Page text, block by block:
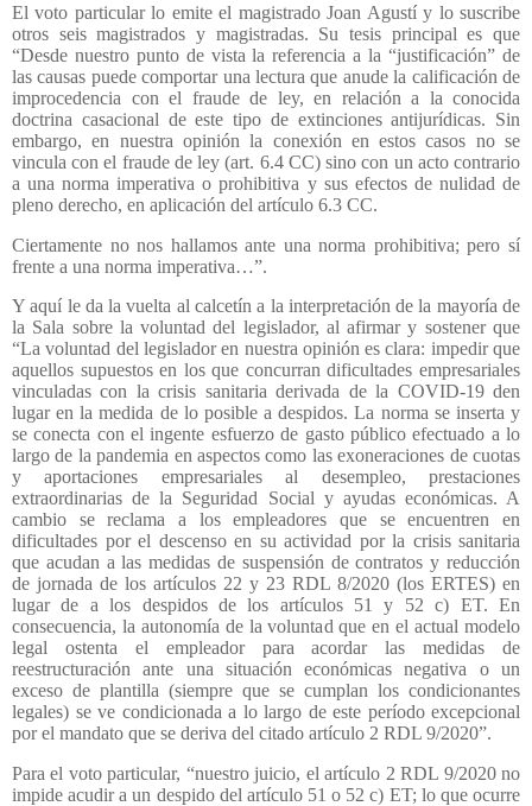
El voto particular lo emite el magistrado Joan Agustí y lo suscribe
otros seis magistrados y magistradas. Su tesis principal es que
“Desde nuestro punto de vista la referencia a la “justificación” de
las causas puede comportar una lectura que anude la calificación de
improcedencia con el fraude de ley, en relación a la conocida
doctrina casacional de este tipo de extinciones antijurídicas. Sin
embargo, en nuestra opinión la conexión en estos casos no se
vincula con el fraude de ley (art. 6.4 CC) sino con un acto contrario
a una norma imperativa o prohibitiva y sus efectos de nulidad de
pleno derecho, en aplicación del artículo 6.3 CC.
Ciertamente no nos hallamos ante una norma prohibitiva; pero sí
frente a una norma imperativa…”.
Y aquí le da la vuelta al calcetín a la interpretación de la mayoría de
la Sala sobre la voluntad del legislador, al afirmar y sostener que
“La voluntad del legislador en nuestra opinión es clara: impedir que
aquellos supuestos en los que concurran dificultades empresariales
vinculadas con la crisis sanitaria derivada de la COVID-19 den
lugar en la medida de lo posible a despidos. La norma se inserta y
se conecta con el ingente esfuerzo de gasto público efectuado a lo
largo de la pandemia en aspectos como las exoneraciones de cuotas
y aportaciones empresariales al desempleo, prestaciones
extraordinarias de la Seguridad Social y ayudas económicas. A
cambio se reclama a los empleadores que se encuentren en
dificultades por el descenso en su actividad por la crisis sanitaria
que acudan a las medidas de suspensión de contratos y reducción
de jornada de los artículos 22 y 23 RDL 8/2020 (los ERTES) en
lugar de a los despidos de los artículos 51 y 52 c) ET. En
consecuencia, la autonomía de la voluntad que en el actual modelo
legal ostenta el empleador para acordar las medidas de
reestructuración ante una situación económicas negativa o un
exceso de plantilla (siempre que se cumplan los condicionantes
legales) se ve condicionada a lo largo de este período excepcional
por el mandato que se deriva del citado artículo 2 RDL 9/2020”.
Para el voto particular, “nuestro juicio, el artículo 2 RDL 9/2020 no
impide acudir a un despido del artículo 51 o 52 c) ET; lo que ocurre